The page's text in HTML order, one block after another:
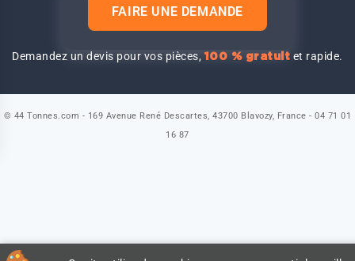
FAIRE UNE DEMANDE
Demandez un devis pour vos pièces,100 % gratuit et rapide.
© 44 Tonnes.com - 169 Avenue René Descartes, 43700 Blavozy, France - 04 71 01
16 87